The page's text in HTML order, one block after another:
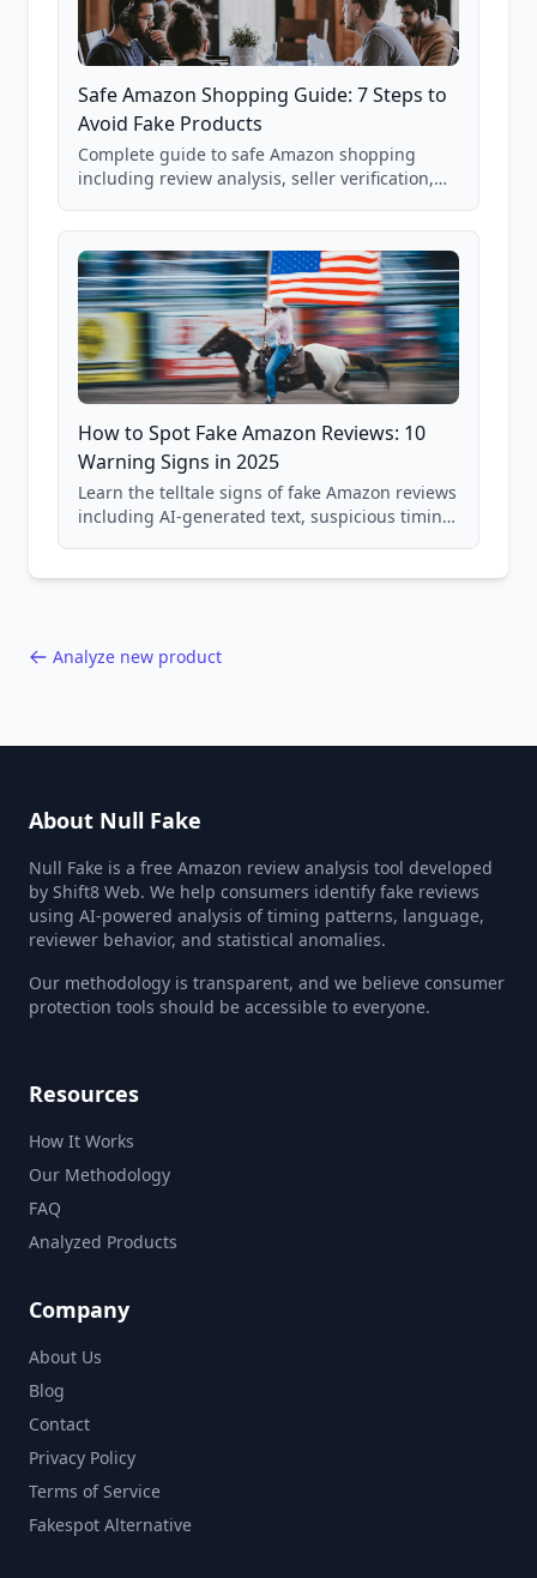
Safe Amazon Shopping Guide: 7 Steps to
Avoid Fake Products
Complete guide to safe Amazon shopping
including review analysis, seller verification,
and scam avoidance techniques.
How to Spot Fake Amazon Reviews: 10
Warning Signs in 2025
Learn the telltale signs of fake Amazon reviews
including AI-generated text, suspicious timing
Analyze new product
About Null Fake
Null Fake is a free Amazon review analysis tool developed
by Shift8 Web. We help consumers identify fake reviews
using AI-powered analysis of timing patterns, language,
reviewer behavior, and statistical anomalies.
Our methodology is transparent, and we believe consumer
protection tools should be accessible to everyone.
Resources
How It Works
Our Methodology
FAQ
Analyzed Products
Company
About Us
Blog
Contact
Privacy Policy
Terms of Service
Fakespot Alternative